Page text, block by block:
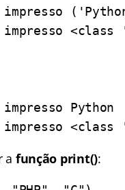
Python
impresso
a função print():